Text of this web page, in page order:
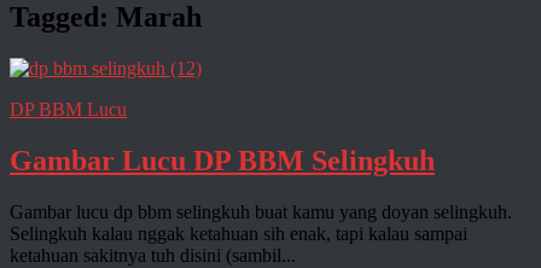
Tagged: Marah
DP BBM Lucu
Gambar Lucu DP BBM Selingkuh
Gambar lucu dp bbm selingkuh buat kamu yang doyan selingkuh.
Selingkuh kalau nggak ketahuan sih enak, tapi kalau sampai
ketahuan sakitnya tuh disini (sambil...